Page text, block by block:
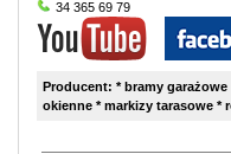
34 365 69 79
Producent: * bramy
okienne * markizy tarasowe *